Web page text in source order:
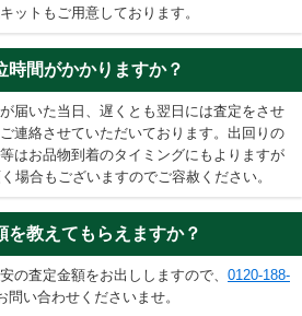
ットもご用意しております。
時間がかかりますか？
届いた当日、遅くとも翌日には査定をさせ
連絡させていただいております。出回りの
はお品物到着のタイミングにもよりますが
場合もございますのでご容赦ください。
を教えてもらえますか？
の査定金額をお出ししますので、 0120-188-
問い合わせくださいませ。